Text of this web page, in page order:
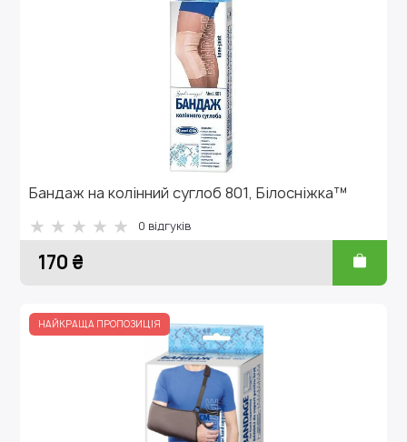
Бандаж на колінний суглоб 801, Білосніжка™
0 відгуків
170 ₴
НАЙКРАЩА ПРОПОЗИЦІЯ